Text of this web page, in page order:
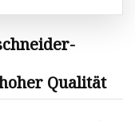
Qualität